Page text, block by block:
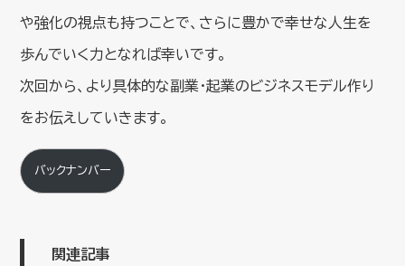
や強化の視点も持つことで、さらに豊かで幸せな人生を
歩んでいく力となれば幸いです。
次回から、より具体的な副業・起業のビジネスモデル作り
をお伝えしていきます。
バックナンバー
関連記事